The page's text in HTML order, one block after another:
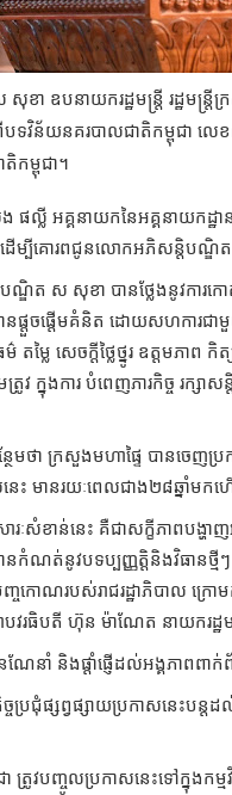
ឧបនាយករដ្ឋមន្ត្រី រដ្ឋមន្ត្រី
បទវិន័យនគរបាលជាតិកម្ពុជា ល
កម្ពុជា។
ផល្លី អគ្គនាយកនៃអគ្គនាយកដ្
ើម្បីគោរពជូនលោកអភិសន្តិបណ្ឌិ
ឌិត ស សុខា បានថ្លែងនូវការក
ផ្តួចផ្តើមគំនិត ដោយសហការជា
ៃ សេចក្តីថ្លៃថ្នូរ ឧត្តមភាព
ត្រូវ ក្នុងការ បំពេញភារកិច្ច រ
ថែមថា ក្រសួងមហាផ្ទៃ បានច
ះ មានរយៈពេលជាង២៨ឆ្នាំមក
ៈសំខាន់នេះ គឺជាសក្ខីភាពបង្ហ
កំណត់នូវបទប្បញ្ញត្តិនិងវិធានថ្មី
ចកោណរបស់រាជរដ្ឋាភិបាល ក្រ
ធិបតី ហ៊ុន ម៉ាណែត នាយករដ្ឋមន្
ាំ និងផ្ដាំផ្ញើដល់អង្គភាពពា
រជុំផ្សព្វផ្សាយប្រកាសនេះបន្ត
រូវបញ្ចូលប្រកាសនេះទៅក្នុងកម្